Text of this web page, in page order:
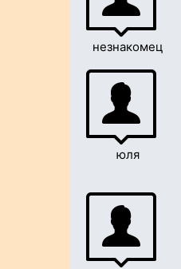
незнакомец
юля